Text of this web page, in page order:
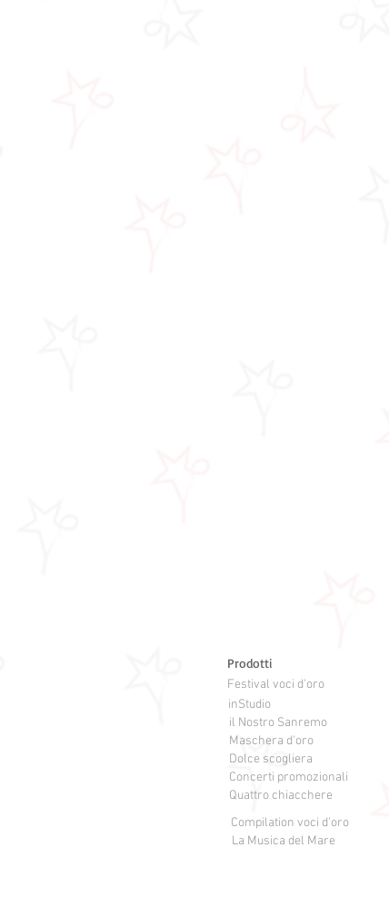
Prodotti
Festival voci d'oro
inStudio
il Nostro Sanremo
Maschera d'oro
Dolce scogliera
Concerti promozionali
Quattro chiacchere
Compilation voci d'oro
La Musica del Mare